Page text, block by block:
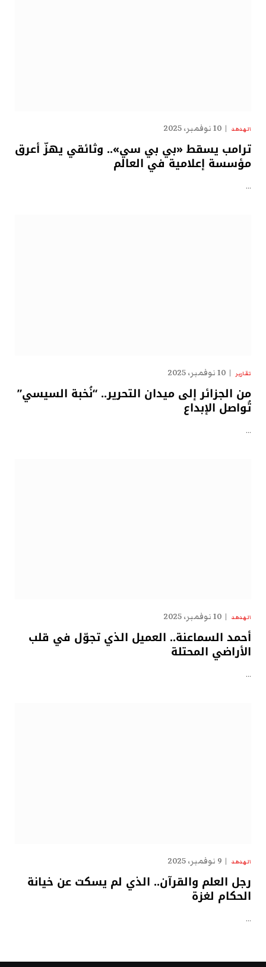
الهدهد 10 نوفمبر، 2025
ترامب يسقط «بي بي سي».. وثائقي يهزّ أعرق
مؤسسة إعلامية في العالم
…
تقارير 10 نوفمبر، 2025
من الجزائر إلى ميدان التحرير.. “نُخبة السيسي”
تُواصل الإبداع
…
الهدهد 10 نوفمبر، 2025
أحمد السماعنة.. العميل الذي تجوّل في قلب
الأراضي المحتلة
…
الهدهد 9 نوفمبر، 2025
رجل العلم والقرآن.. الذي لم يسكت عن خيانة
الحكام لغزة
…